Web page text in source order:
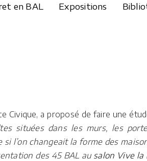
en BAL Expositions
Civique, a proposé de faire une
situées dans les murs, les
si l’on changeait la forme des
des 45 BAL au salon Vive la